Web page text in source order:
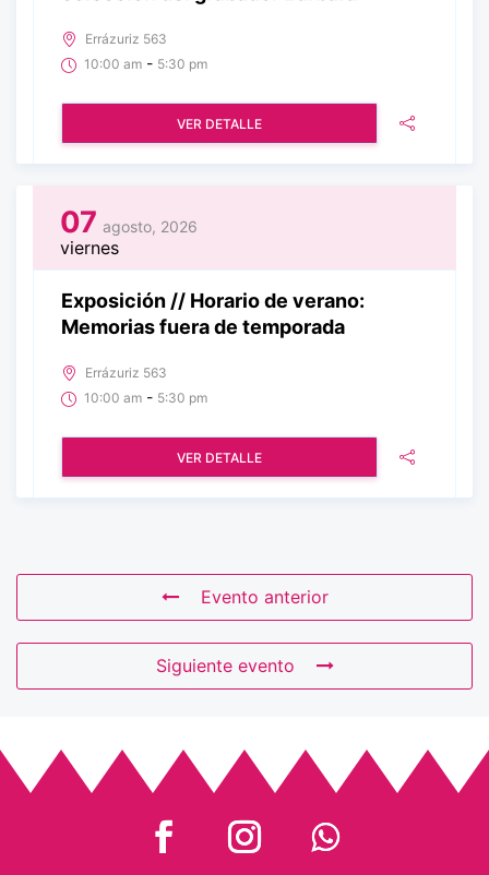
Errázuriz 563
10:00 am - 5:30 pm
VER DETALLE
07 agosto, 2026
viernes
Exposición // Horario de verano:
Memorias fuera de temporada
Errázuriz 563
10:00 am - 5:30 pm
VER DETALLE
Evento anterior
Siguiente evento